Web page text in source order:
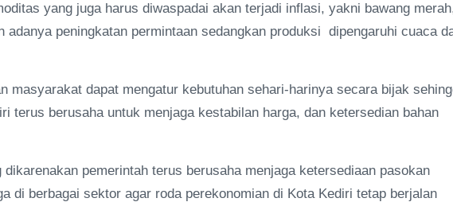
yang juga harus diwaspadai akan terjadi inflasi, yakni bawang
adanya peningkatan permintaan sedangkan produksi dipengaruhi cuaca
masyarakat dapat mengatur kebutuhan sehari-harinya secara bijak
terus berusaha untuk menjaga kestabilan harga, dan ketersedian bahan
pemerintah terus berusaha menjaga ketersediaan pasokan
di berbagai sektor agar roda perekonomian di Kota Kediri tetap berjalan